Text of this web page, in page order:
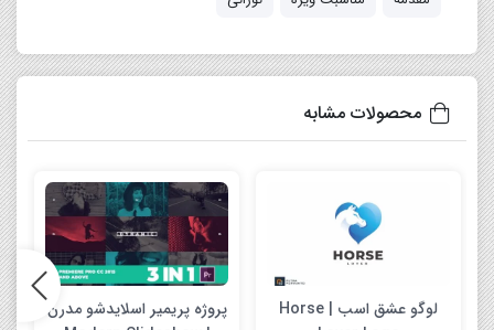
محصولات مشابه
لوگو عشق اسب | Horse
پروژه پریمیر اسلایدشو مدرن